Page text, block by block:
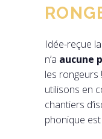
Idée-reçue
n’a aucune
les rongeurs
utilisons en
chantiers
phonique est